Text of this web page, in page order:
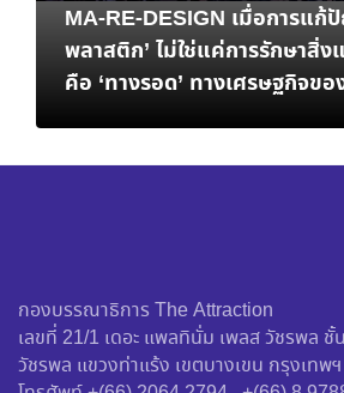
MA-RE-DESIGN เมื่อการแก้
พลาสติก’ ไม่ใช่แค่การรักษาสิ่
คือ ‘ทางรอด’ ทางเศรษฐกิจขอ
กองบรรณาธิการ The Attraction
เลขที่ 21/1 เดอะ แพลทินั่ม เพลส วัชรพล
วัชรพล แขวงท่าแร้ง เขตบางเขน กรุงเทพ